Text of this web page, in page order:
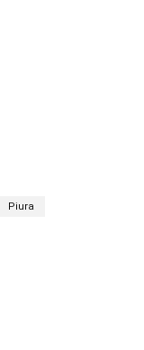
Piura